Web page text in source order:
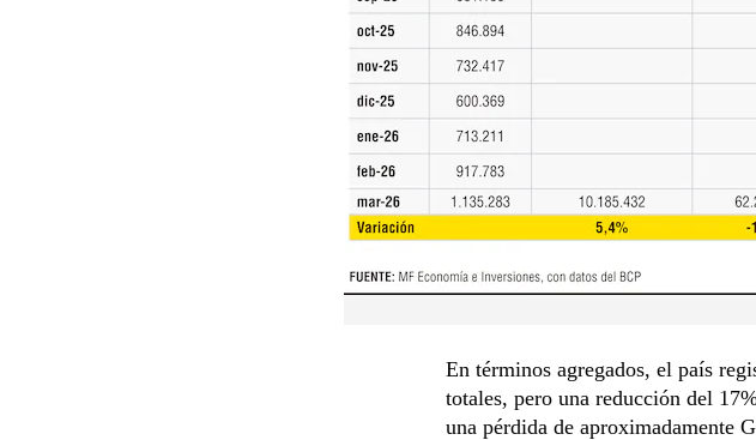
En términos agregados, el país
totales, pero una reducción del
una pérdida de aproximadamente